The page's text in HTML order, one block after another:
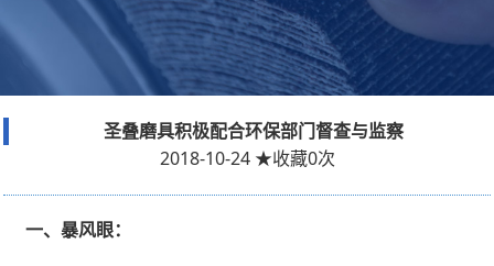
圣叠磨具积极配合环保部门督查与监察
2018-10-24 ★收藏0次
一、暴风眼：